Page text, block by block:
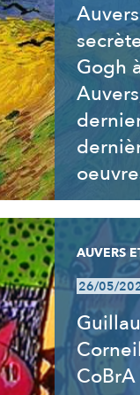
Auvers
Gogh
AUVERS
26/05/
CoBrA